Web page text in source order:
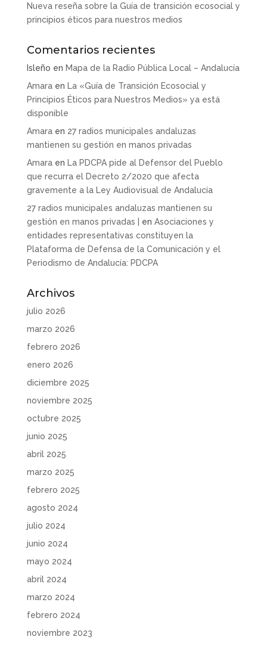
Nueva reseña sobre la Guía de transición ecosocial y
principios éticos para nuestros medios
Comentarios recientes
Isleño en Mapa de la Radio Pública Local – Andalucía
Amaraen La «Guía de Transición Ecosocial y
Principios Éticos para Nuestros Medios» ya está
disponible
Amaraen 27 radios municipales andaluzas
mantienen su gestión en manos privadas
Amaraen La PDCPA pide al Defensor del Pueblo
que recurra el Decreto 2/2020 que afecta
gravemente a la Ley Audiovisual de Andalucía
27 radios municipales andaluzas mantienen su
gestión en manos privadas |
en Asociaciones y
entidades representativas constituyen la
Plataforma de Defensa de la Comunicación y el
Periodismo de Andalucía: PDCPA
Archivos
julio 2026
marzo 2026
febrero 2026
enero 2026
diciembre 2025
noviembre 2025
octubre 2025
junio 2025
abril 2025
marzo 2025
febrero 2025
agosto 2024
julio 2024
junio 2024
mayo 2024
abril 2024
marzo 2024
febrero 2024
noviembre 2023